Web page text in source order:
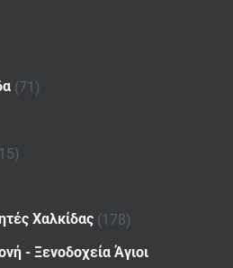
(71)
Χαλκίδας (178)
- Ξενοδοχεία Άγιοι